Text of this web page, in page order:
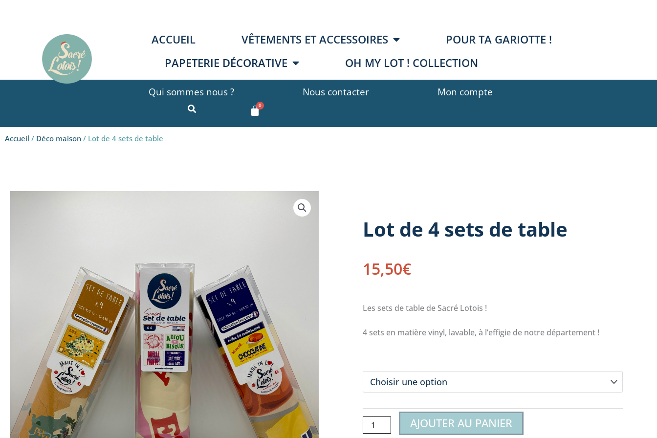
ACCUEIL VÊTEMENTS ET ACCESSOIRES
POUR TA GARIOTTE !
PAPETERIE DÉCORATIVE
OH MY LOT ! COLLECTION
Qui sommes nous ? Nous contacter Mon compte
Accueil / Déco maison / Lot de 4 sets de table
Lot de 4 sets de table
15,50€
Les sets de table de Sacré Lotois !
4 sets en matière vinyl, lavable, à l’effigie de notre département !
de
Lot
4
sets
AJOUTER AU PANIER